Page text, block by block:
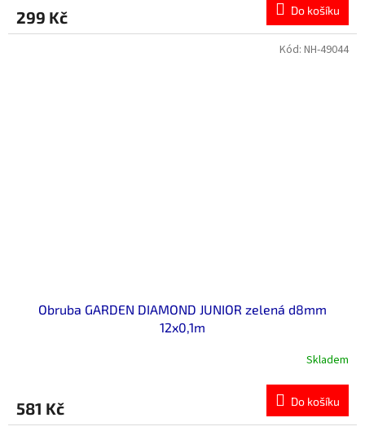
299 Kč Do košíku
Obruba GARDEN DIAMOND JUNIOR zelená d8mm
12x0,1m
Skladem
581 Kč Do košíku
Kód: NH-49044